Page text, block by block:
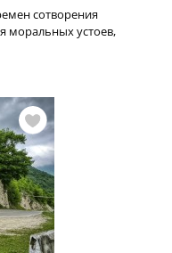
сотворения
моральных устоев,